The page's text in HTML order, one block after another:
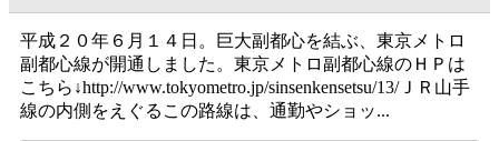
平成２０年６月１４日。巨大副都心を結ぶ、東京メトロ
副都心線が開通しました。東京メトロ副都心線のＨＰは
こちら↓http://www.tokyometro.jp/sinsenkensetsu/13/ＪＲ山手
線の内側をえぐるこの路線は、通勤やショッ...